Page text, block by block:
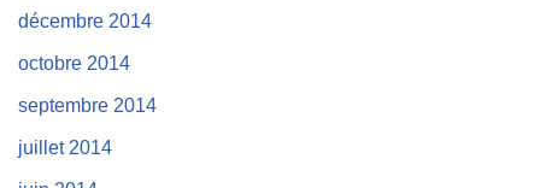
décembre 2014
octobre 2014
septembre 2014
juillet 2014